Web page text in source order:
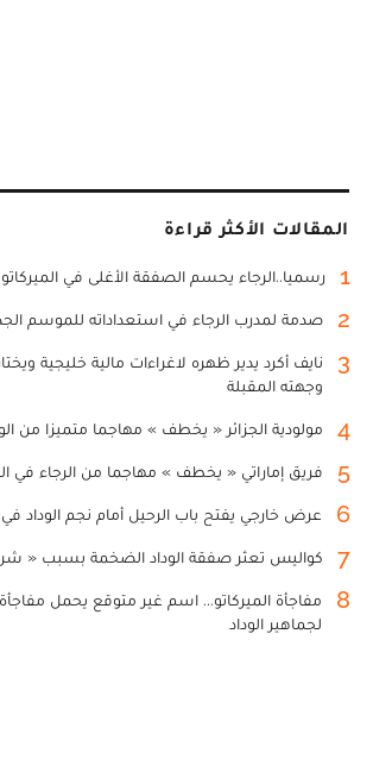
المقالات الأكثر قراءة
1 رسميا..الرجاء يحسم الصفقة الأغلى في
2 صدمة لمدرب الرجاء في استعداداته للموسم
3
نايف أكرد يدير ظهره لاغراءات مالية خليجية
وجهته المقبلة
4 مولودية الجزائر « يخطف » مهاجما متميزا من
5 فريق إماراتي « يخطف » مهاجما من الرجاء في
6 عرض خارجي يفتح باب الرحيل أمام نجم الوداد في
7 كواليس تعثر صفقة الوداد الضخمة بسبب «
8
مفاجأة الميركاتو... اسم غير متوقع يحمل مفاجأة
لجماهير الوداد